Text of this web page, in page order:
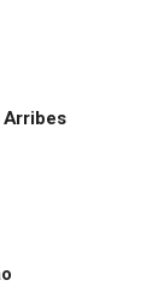
Arribes